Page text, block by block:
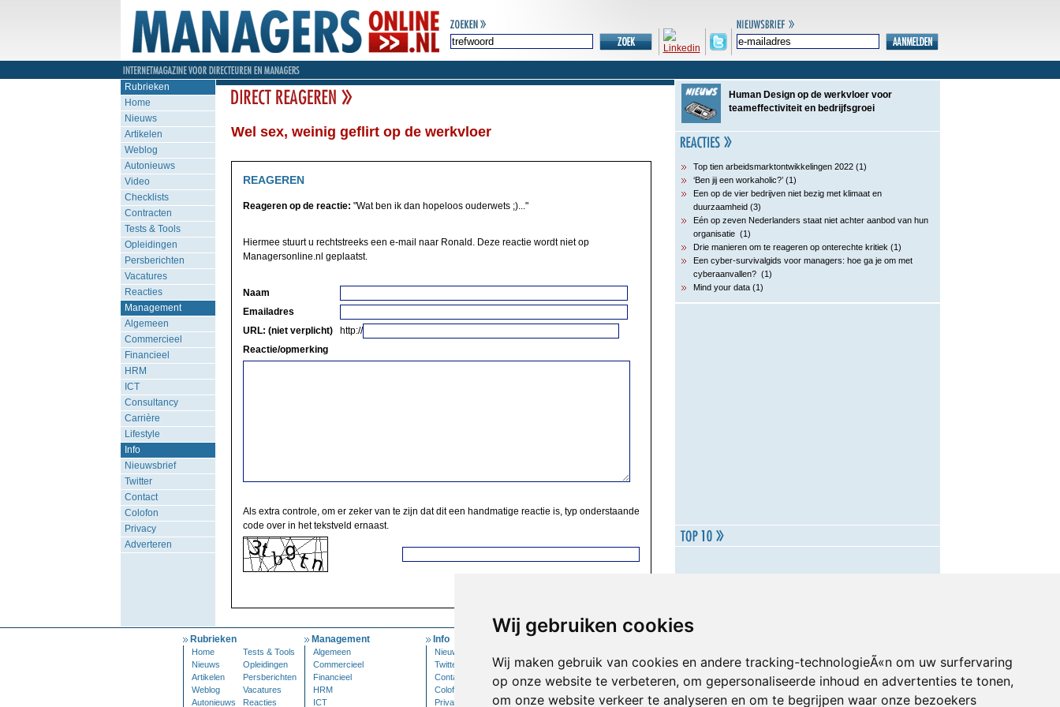
Wij gebruiken cookies
Wij maken gebruik van cookies en andere tracking-technologieÃ«n om uw surfervaring
op onze website te verbeteren, om gepersonaliseerde inhoud en advertenties te tonen,
om onze website verkeer te analyseren en om te begrijpen waar onze bezoekers
Rubrieken
Home
Nieuws
Artikelen
Weblog
Autonieuws
Video
Checklists
Contracten
Tests & Tools
Opleidingen
Persberichten
Vacatures
Reacties
Management
Algemeen
Commercieel
Financieel
HRM
ICT
Consultancy
Carrière
Lifestyle
Info
Nieuwsbrief
Twitter
Contact
Colofon
Privacy
Adverteren
Wel sex, weinig geflirt op de werkvloer
REAGEREN
Reageren op de reactie: "Wat ben ik dan hopeloos ouderwets ;)..."
Hiermee stuurt u rechtstreeks een e-mail naar Ronald. Deze reactie wordt niet op
Managersonline.nl geplaatst.
Naam
Emailadres
URL: (niet verplicht)
http://
Reactie/opmerking
Als extra controle, om er zeker van te zijn dat dit een handmatige reactie is, typ onderstaande
code over in het tekstveld ernaast.
Human Design op de werkvloer voor
teameffectiviteit en bedrijfsgroei
Top tien arbeidsmarktontwikkelingen 2022 (1)
‘Ben jij een workaholic?’ (1)
Een op de vier bedrijven niet bezig met klimaat en
duurzaamheid (3)
Eén op zeven Nederlanders staat niet achter aanbod van hun
organisatie (1)
Drie manieren om te reageren op onterechte kritiek (1)
Een cyber-survivalgids voor managers: hoe ga je om met
cyberaanvallen? (1)
Mind your data (1)
Rubrieken
Home
Tests & Tools
Nieuws
Opleidingen
Artikelen
Persberichten
Weblog
Vacatures
Autonieuws
Reacties
Management
Algemeen
Commercieel
Financieel
HRM
ICT
Info
Nieuwsbrief
Twitter
Contact
Colofon
Privacy